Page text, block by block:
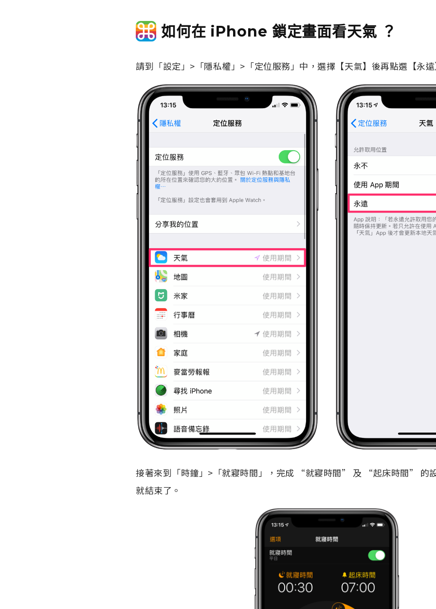
如何在 iPhone 鎖定畫面看天氣 ？
請到「設定」>「隱私權」>「定位服務」中，選擇【天氣】後再點選【永
接著來到「時鐘」>「就寢時間」，完成 “就寢時間” 及 “起床時間” 的
就結束了。